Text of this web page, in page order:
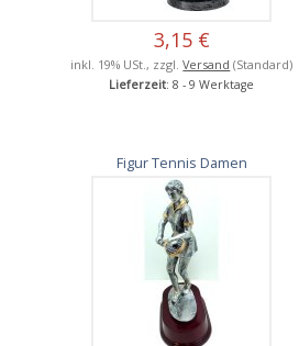
3,15 €
inkl. 19% USt., zzgl.Versand (Standard)
Lieferzeit: 8 - 9 Werktage
Figur Tennis Damen